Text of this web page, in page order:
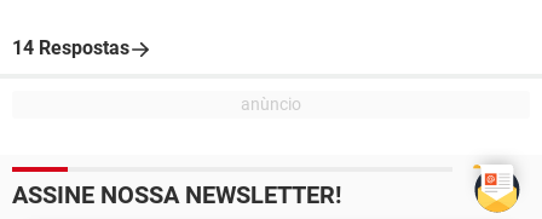
14 Respostas
ASSINE NOSSA NEWSLETTER!